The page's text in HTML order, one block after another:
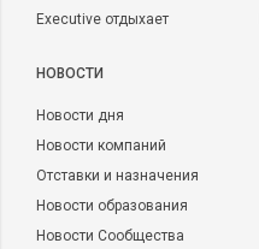
Executive отдыхает
НОВОСТИ
Новости дня
Новости компаний
Отставки и назначения
Новости образования
Новости Сообщества